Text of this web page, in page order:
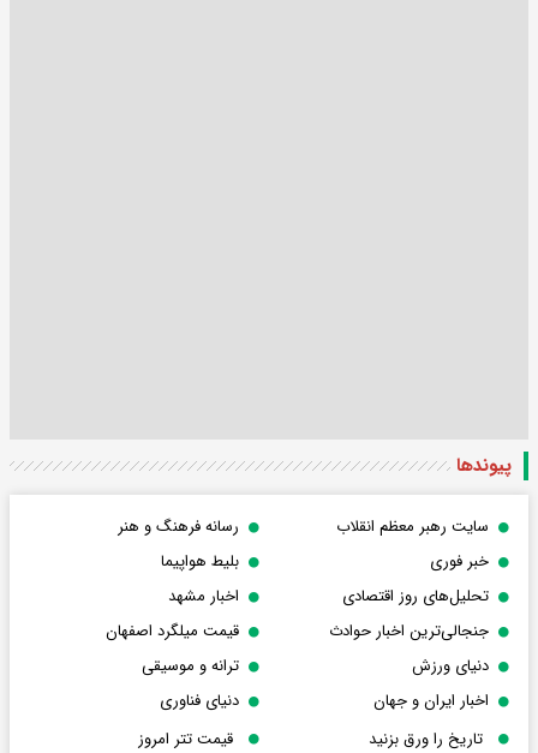
پیوندها
سایت رهبر معظم انقلاب
رسانه فرهنگ و هنر
خبر فوری
بلیط هواپیما
تحلیل‌های روز اقتصادی
اخبار مشهد
جنجالی‌ترین اخبار حوادث
قیمت میلگرد اصفهان
دنیای ورزش
ترانه و موسیقی
اخبار ایران و جهان
دنیای فناوری
تاریخ را ورق بزنید
قیمت تتر امروز